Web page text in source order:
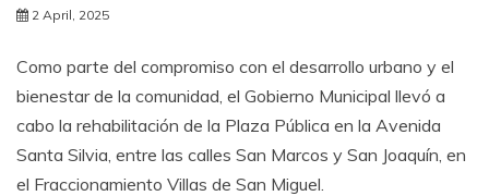
2 April, 2025
Como parte del compromiso con el desarrollo urbano y el
bienestar de la comunidad, el Gobierno Municipal llevó a
cabo la rehabilitación de la Plaza Pública en la Avenida
Santa Silvia, entre las calles San Marcos y San Joaquín, en
el Fraccionamiento Villas de San Miguel.